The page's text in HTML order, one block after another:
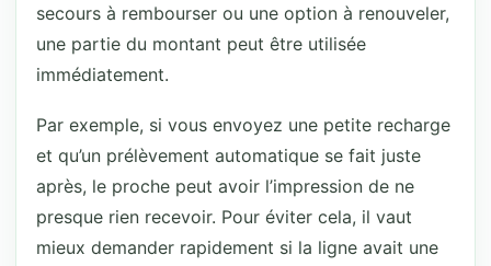
secours à rembourser ou une option à renouveler,
une partie du montant peut être utilisée
immédiatement.
Par exemple, si vous envoyez une petite recharge
et qu’un prélèvement automatique se fait juste
après, le proche peut avoir l’impression de ne
presque rien recevoir. Pour éviter cela, il vaut
mieux demander rapidement si la ligne avait une